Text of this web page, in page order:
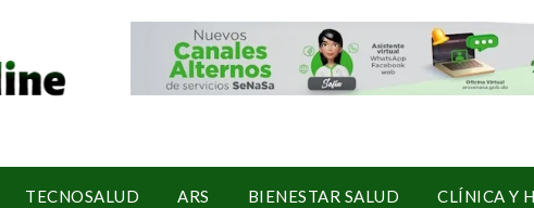
TECNOSALUD ARS BIENESTAR SALUD CLÍNICA Y